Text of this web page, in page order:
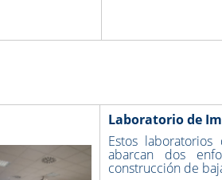
Laboratorio de
Estos
abarcan dos
construcción de